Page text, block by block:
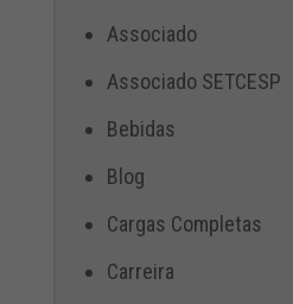
Associado
Associado SETCESP
Bebidas
Blog
Cargas Completas
Carreira